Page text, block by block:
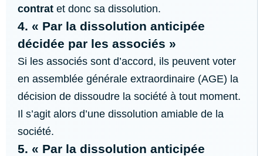
contrat et donc sa dissolution.
4. « Par la dissolution anticipée
décidée par les associés »
Si les associés sont d’accord, ils peuvent voter
en assemblée générale extraordinaire (AGE) la
décision de dissoudre la société à tout moment.
Il s’agit alors d’une dissolution amiable de la
société.
5. « Par la dissolution anticipée